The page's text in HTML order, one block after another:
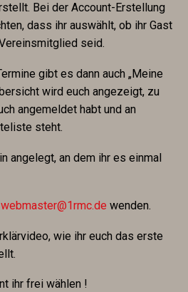
Bei der Account-Erstellung
dass ihr auswählt, ob ihr Gast
seid.
gibt es dann auch „Meine
wird euch angezeigt, zu
angemeldet habt und an
steht.
angelegt, an dem ihr es einmal
webmaster@1rmc.de wenden.
wie ihr euch das erste
ihr frei wählen !